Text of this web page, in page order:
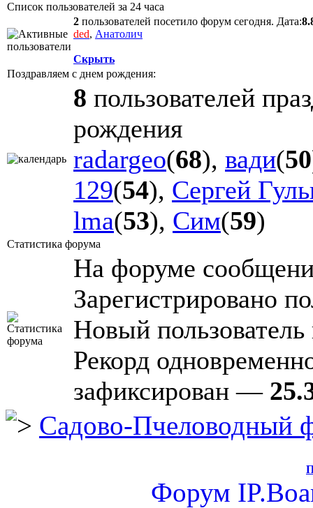
Список пользователей за 24 часа
2 пользователей посетило форум сегодня. Дата:
ded, Анатолич
Скрыть
Поздравляем с днем рождения:
8 пользователей
рождения
radargeo(68), вади(50
129(54), Сергей
lma(53), Сим(59)
Статистика форума
На форуме
Зарегистрировано
Новый
Рекорд
зафиксирован —
Садово-Пчеловодный
Форум